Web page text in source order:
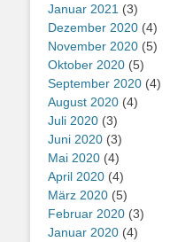
Januar 2021 (3)
Dezember 2020 (4)
November 2020 (5)
Oktober 2020 (5)
September 2020 (4)
August 2020 (4)
Juli 2020 (3)
Juni 2020 (3)
Mai 2020 (4)
April 2020 (4)
März 2020 (5)
Februar 2020 (3)
Januar 2020 (4)